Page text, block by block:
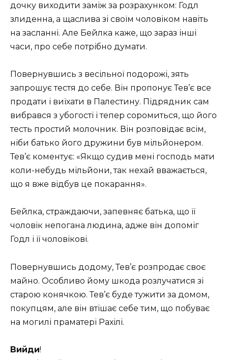
дочку виходити заміж за розрахунком: Годл
злиденна, а щаслива зі своїм чоловіком навіть
на засланні. Але Бейлка каже, що зараз інші
часи, про себе потрібно думати.
Повернувшись з весільної подорожі, зять
запрошує тестя до себе. Він пропонує Тев’є все
продати і виїхати в Палестину. Підрядник сам
вибрався з убогості і тепер соромиться, що його
тесть простий молочник. Він розповідає всім,
ніби батько його дружини був мільйонером.
Тев’є коментує: «Якщо судив мені господь мати
коли-небудь мільйони, так нехай вважається,
що я вже відбув це покарання».
Бейлка, страждаючи, запевняє батька, що її
чоловік непогана людина, адже він допоміг
Годл і її чоловікові.
Повернувшись додому, Тев’є розпродає своє
майно. Особливо йому шкода розлучатися зі
старою конячкою. Тев’є буде тужити за домом,
покупцям, але він втішає себе тим, що побуває
на могилі праматері Рахілі.
Вийди!